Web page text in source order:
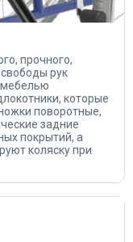
прочного,
рук
мебелью
которые
поворотные,
задние
покрытий, а
коляску при